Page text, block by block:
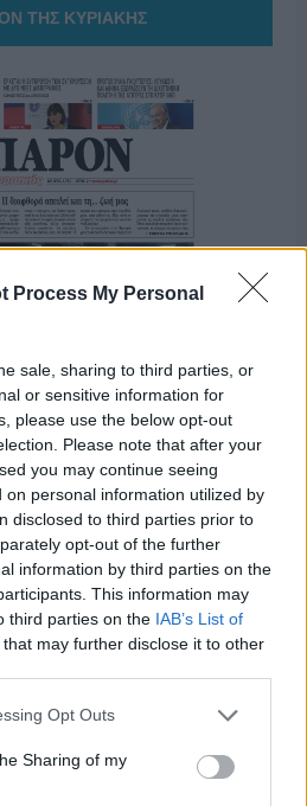
Process My Personal
sale, sharing to third parties, or
or sensitive information for
please use the below opt-out
Please note that after your
you may continue seeing
on personal information utilized by
disclosed to third parties prior to
opt-out of the further
information by third parties on the
This information may
third parties on the IAB’s List of
that may further disclose it to other
app uses one or more Google
behaviour. You may click to
and its third-party tags to
Opt Outs
Sharing of my
ΤΗΣ ΚΥΡΙΑΚΗΣ